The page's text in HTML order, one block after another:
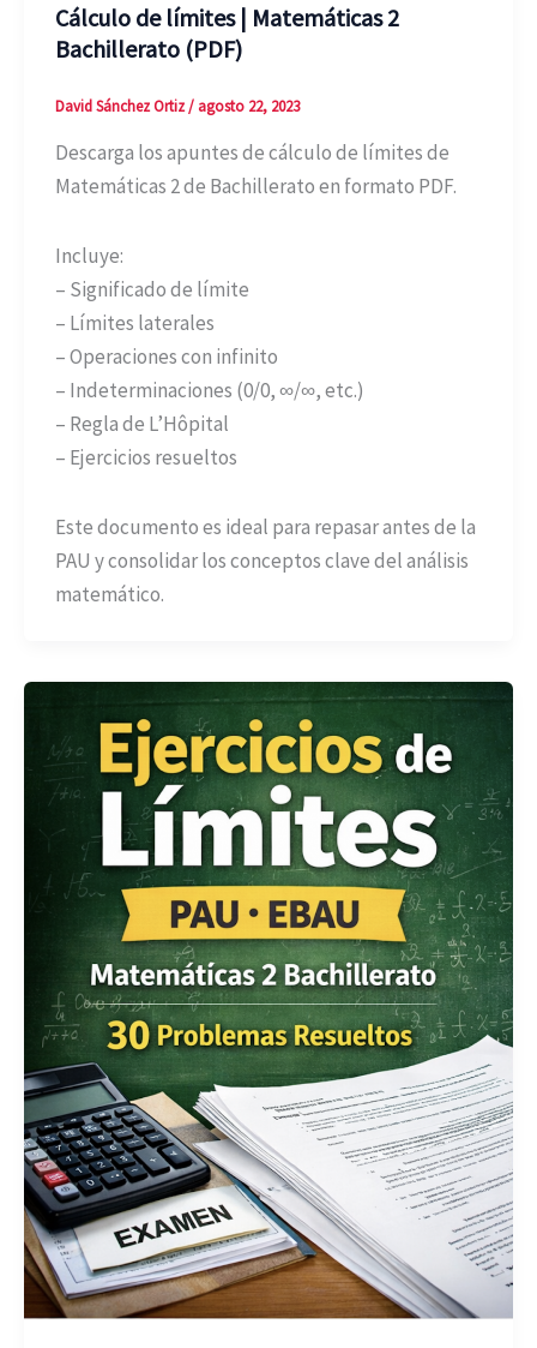
Cálculo de límites | Matemáticas 2
Bachillerato (PDF)
David Sánchez Ortiz/ agosto 22, 2023
Descarga los apuntes de cálculo de límites de
Matemáticas 2 de Bachillerato en formato PDF.
Incluye:
– Significado de límite
– Límites laterales
– Operaciones con infinito
– Indeterminaciones (0/0, ∞/∞, etc.)
– Regla de L’Hôpital
– Ejercicios resueltos
Este documento es ideal para repasar antes de la
PAU y consolidar los conceptos clave del análisis
matemático.